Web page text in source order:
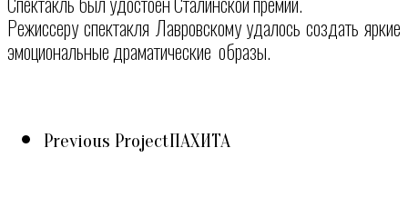
Режиссеру спектакля Лавровскому удалось создать яркие
эмоциональные драматические образы.
Previous ProjectПАХИТА